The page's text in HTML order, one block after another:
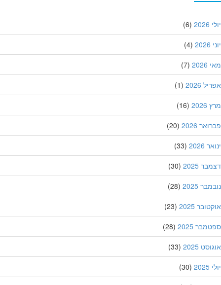
(6)
(4)
(7)
2026
(1)
(16)
2026
(20)
2026
(33)
2025
(30)
2025
(28)
2025
(23)
2025
(28)
2025
(33)
(30)